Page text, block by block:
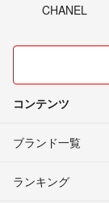
CHANEL
コンテンツ
ブランド一覧
ランキング